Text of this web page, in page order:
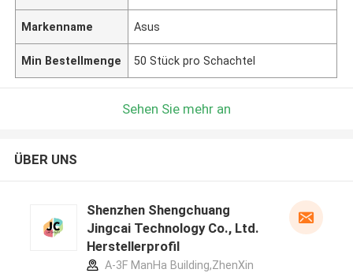
Markenname Asus
Min Bestellmenge 50 Stück pro Schachtel
Sehen Sie mehr an
ÜBER UNS
Shenzhen Shengchuang
Jingcai Technology Co., Ltd.
Herstellerprofil
A-3F ManHa Building,ZhenXin